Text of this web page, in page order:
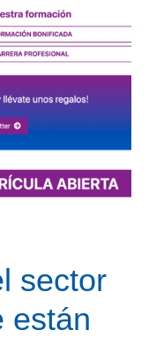
sector
están